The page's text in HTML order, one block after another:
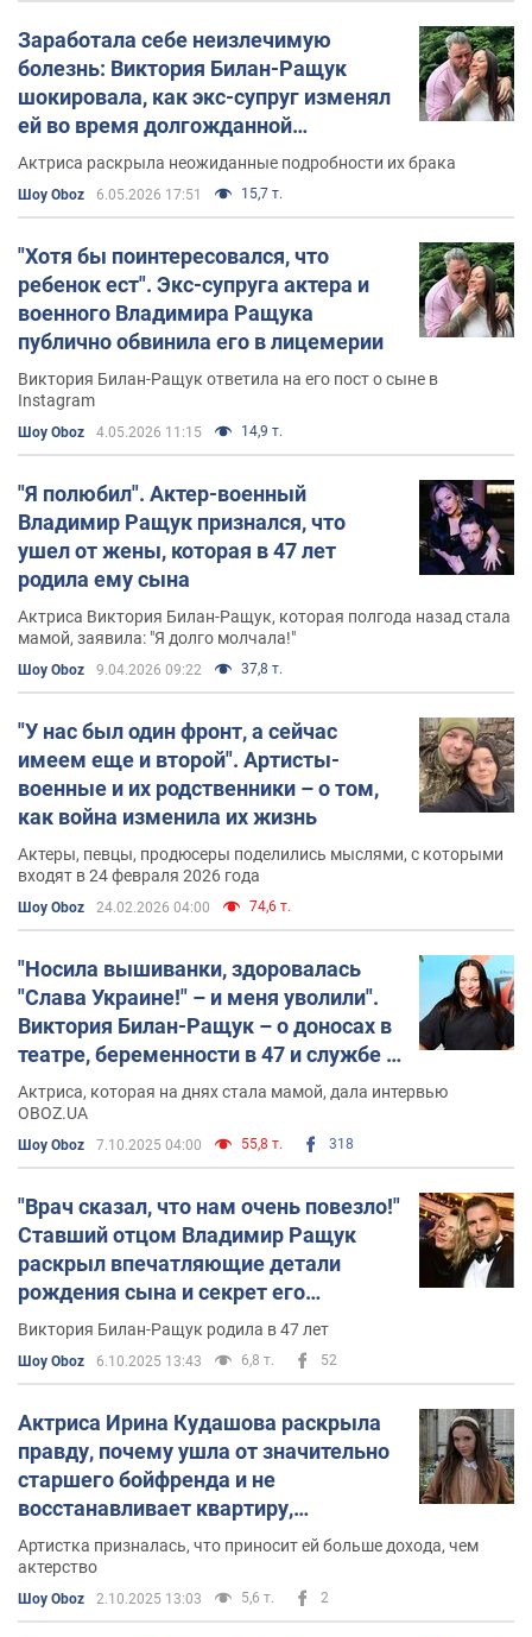
Заработала себе неизлечимую
болезнь: Виктория Билан-Ращук
шокировала, как экс-супруг изменял
ей во время долгожданной
беременности
Актриса раскрыла неожиданные подробности их брака
Шоу Oboz 6.05.2026 17:51 15,7 т.
"Хотя бы поинтересовался, что
ребенок ест". Экс-супруга актера и
военного Владимира Ращука
публично обвинила его в лицемерии
Виктория Билан-Ращук ответила на его пост о сыне в
Instagram
Шоу Oboz 4.05.2026 11:15 14,9 т.
"Я полюбил". Актер-военный
Владимир Ращук признался, что
ушел от жены, которая в 47 лет
родила ему сына
Актриса Виктория Билан-Ращук, которая полгода назад стала
мамой, заявила: "Я долго молчала!"
Шоу Oboz 9.04.2026 09:22 37,8 т.
"У нас был один фронт, а сейчас
имеем еще и второй". Артисты-
военные и их родственники – о том,
как война изменила их жизнь
Актеры, певцы, продюсеры поделились мыслями, с которыми
входят в 24 февраля 2026 года
Шоу Oboz 24.02.2026 04:00 74,6 т.
"Носила вышиванки, здоровалась
"Слава Украине!" – и меня уволили".
Виктория Билан-Ращук – о доносах в
театре, беременности в 47 и службе в
ВСУ
Актриса, которая на днях стала мамой, дала интервью
OBOZ.UA
Шоу Oboz 7.10.2025 04:00 55,8 т. 318
"Врач сказал, что нам очень повезло!"
Ставший отцом Владимир Ращук
раскрыл впечатляющие детали
рождения сына и секрет его
необычного имени
Виктория Билан-Ращук родила в 47 лет
Шоу Oboz 6.10.2025 13:43 6,8 т. 52
Актриса Ирина Кудашова раскрыла
правду, почему ушла от значительно
старшего бойфренда и не
восстанавливает квартиру,
разрушенную ракетным ударом
Артистка призналась, что приносит ей больше дохода, чем
актерство
Шоу Oboz 2.10.2025 13:03 5,6 т. 2